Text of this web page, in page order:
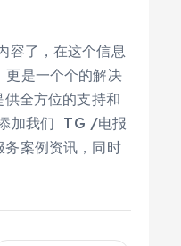
容了，在这个信息
更是一个个的解决
全方位的支持和
加我们 TG /电报
案例资讯，同时